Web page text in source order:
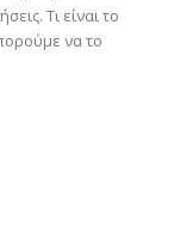
Τι είναι το
να το